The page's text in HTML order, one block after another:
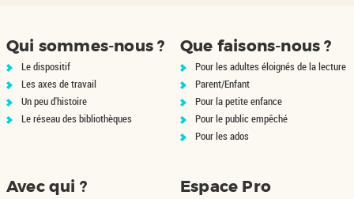
Qui sommes-nous ?
Le dispositif
Les axes de travail
Un peu d'histoire
Le réseau des bibliothèques
Que faisons-nous ?
Pour les adultes éloignés de la lecture
Parent/Enfant
Pour la petite enfance
Pour le public empêché
Pour les ados
Avec qui ? Espace Pro